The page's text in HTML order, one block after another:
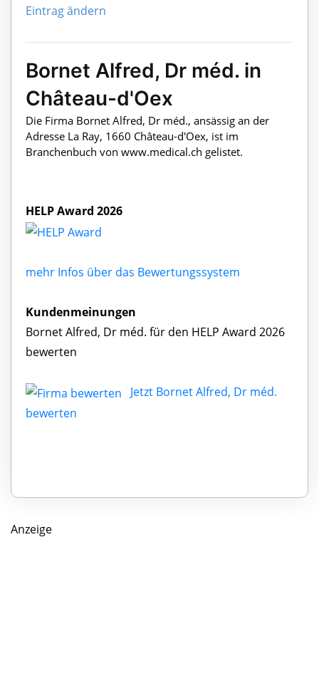
Eintrag ändern
Bornet Alfred, Dr méd. in
Château-d'Oex
Die Firma Bornet Alfred, Dr méd., ansässig an der
Adresse La Ray, 1660 Château-d'Oex, ist im
Branchenbuch von www.medical.ch gelistet.
HELP Award 2026
mehr Infos über das Bewertungssystem
Kundenmeinungen
Bornet Alfred, Dr méd. für den HELP Award 2026
bewerten
Jetzt Bornet Alfred, Dr méd.
bewerten
Anzeige